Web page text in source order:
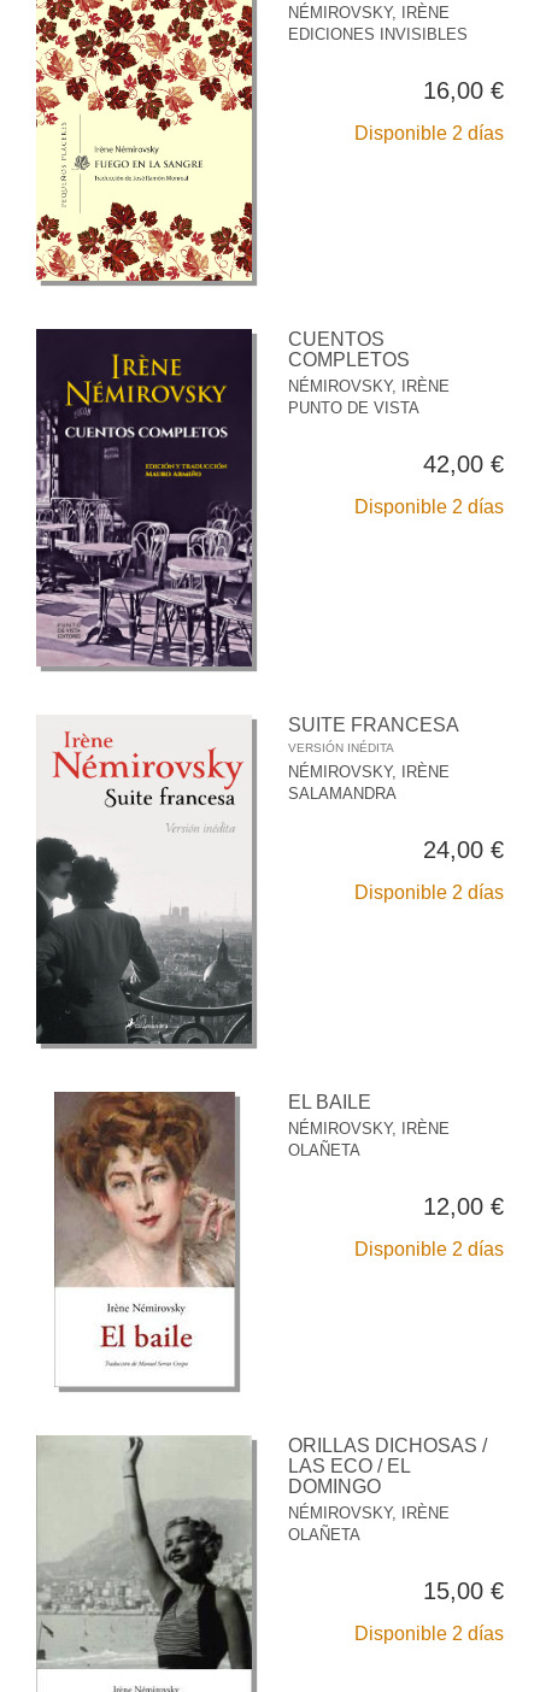
NÉMIROVSKY, IRÈNE
EDICIONES INVISIBLES
16,00 €
Disponible 2 días
CUENTOS
COMPLETOS
NÉMIROVSKY, IRÈNE
PUNTO DE VISTA
42,00 €
Disponible 2 días
SUITE FRANCESA
VERSIÓN INÉDITA
NÉMIROVSKY, IRÈNE
SALAMANDRA
24,00 €
Disponible 2 días
EL BAILE
NÉMIROVSKY, IRÈNE
OLAÑETA
12,00 €
Disponible 2 días
ORILLAS DICHOSAS /
LAS ECO / EL
DOMINGO
NÉMIROVSKY, IRÈNE
OLAÑETA
15,00 €
Disponible 2 días